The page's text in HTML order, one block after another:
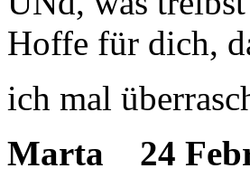
Hoffe für dich,
ich mal
Marta
24